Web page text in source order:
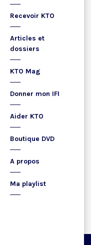
Recevoir KTO
Articles et
dossiers
KTO Mag
Donner mon IFI
Aider KTO
Boutique DVD
A propos
Ma playlist